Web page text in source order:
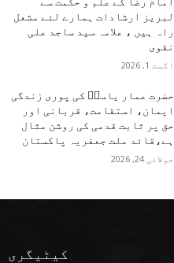
لبریز ارشادات ہمارے لئے مشعل
راہ ہیں ، علامہ سید ساجد علی
نقوی
اگست 1, 2026
حضرت عمار یاسرؑ کی پوری زندگی
ایمان، استقامت، قربانی اور
حق پر ثابت قدمی کی روشن مثال
ہے،قائد ملت جعفریہ پاکستان
جولائی 24, 2026
کیٹیگری